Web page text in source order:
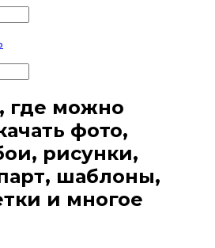
где можно
фото,
рисунки,
шаблоны,
и многое